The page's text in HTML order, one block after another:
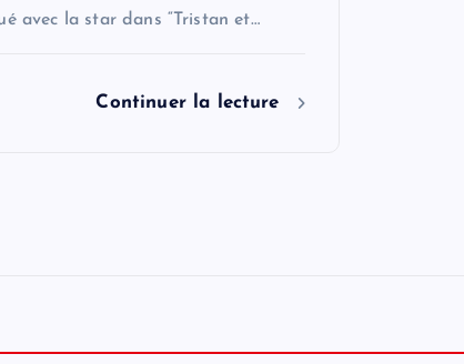
avec la star dans “Tristan et…
Continuer la lecture